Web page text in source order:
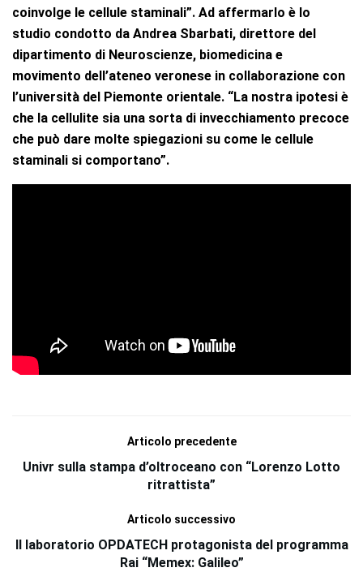
coinvolge le cellule staminali”. Ad affermarlo è lo
studio condotto da Andrea Sbarbati, direttore del
dipartimento di Neuroscienze, biomedicina e
movimento dell’ateneo veronese in collaborazione con
l’università del Piemonte orientale. “La nostra ipotesi è
che la cellulite sia una sorta di invecchiamento precoce
che può dare molte spiegazioni su come le cellule
staminali si comportano”.
Articolo precedente
Univr sulla stampa d’oltroceano con “Lorenzo Lotto
ritrattista”
Articolo successivo
Il laboratorio OPDATECH protagonista del programma
Rai “Memex: Galileo”